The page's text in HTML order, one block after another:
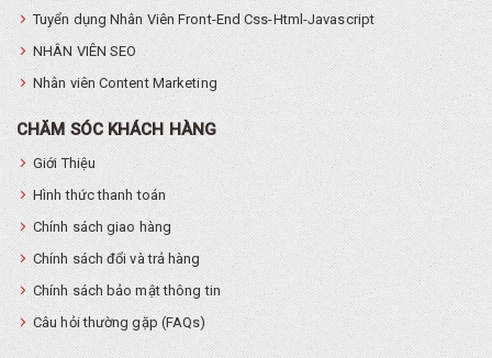
Tuyển dụng Nhân Viên Front-End Css-Html-Javascript
NHÂN VIÊN SEO
Nhân viên Content Marketing
CHĂM SÓC KHÁCH HÀNG
Giới Thiệu
Hình thức thanh toán
Chính sách giao hàng
Chính sách đổi và trả hàng
Chính sách bảo mật thông tin
Câu hỏi thường gặp (FAQs)